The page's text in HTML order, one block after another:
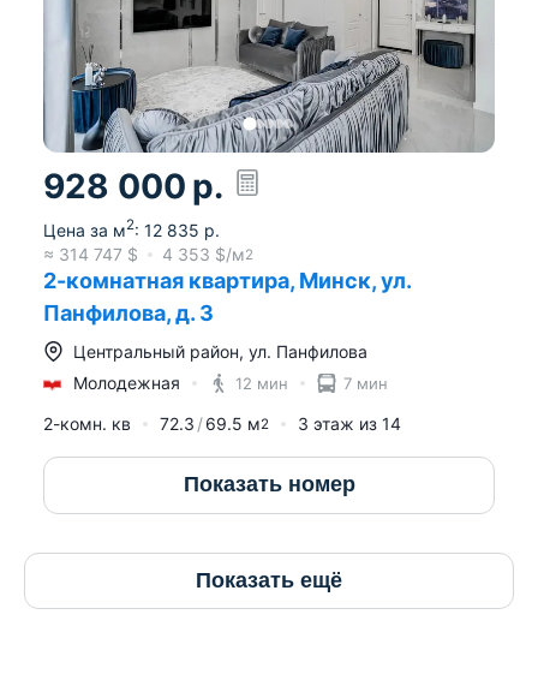
928 000 р.
Цена за м2: 12 835 р.
≈ 314 747 $ 4 353 $/м2
2-комнатная квартира, Минск, ул.
Панфилова, д. 3
Центральный район, ул. Панфилова
Молодежная
12 мин 7 мин
2-комн. кв 72.3 69.5 м2 3 этаж из 14
Показать номер
Показать ещё